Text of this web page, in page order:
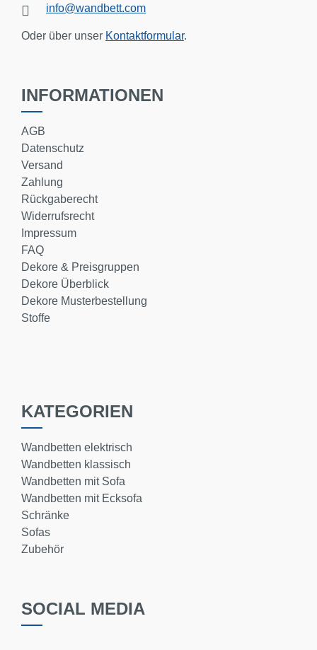
info@wandbett.com
Oder über unser Kontaktformular.
INFORMATIONEN
AGB
Datenschutz
Versand
Zahlung
Rückgaberecht
Widerrufsrecht
Impressum
FAQ
Dekore & Preisgruppen
Dekore Überblick
Dekore Musterbestellung
Stoffe
KATEGORIEN
Wandbetten elektrisch
Wandbetten klassisch
Wandbetten mit Sofa
Wandbetten mit Ecksofa
Schränke
Sofas
Zubehör
SOCIAL MEDIA